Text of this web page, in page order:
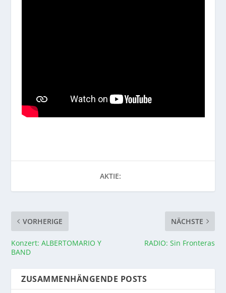
AKTIE:
VORHERIGE
Konzert: ALBERTOMARIO Y
BAND
NÄCHSTE
RADIO: Sin Fronteras
ZUSAMMENHÄNGENDE POSTS